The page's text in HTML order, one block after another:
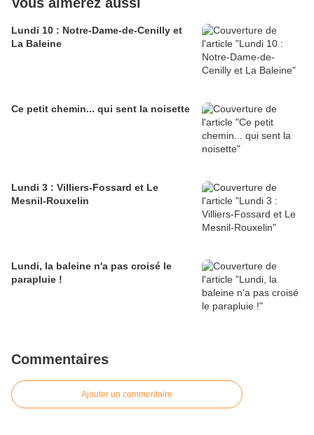
Lundi 10 : Notre-Dame-de-Cenilly et
La Baleine
Ce petit chemin... qui sent la noisette
Lundi 3 : Villiers-Fossard et Le
Mesnil-Rouxelin
Lundi, la baleine n'a pas croisé le
parapluie !
Commentaires
Ajouter un commentaire